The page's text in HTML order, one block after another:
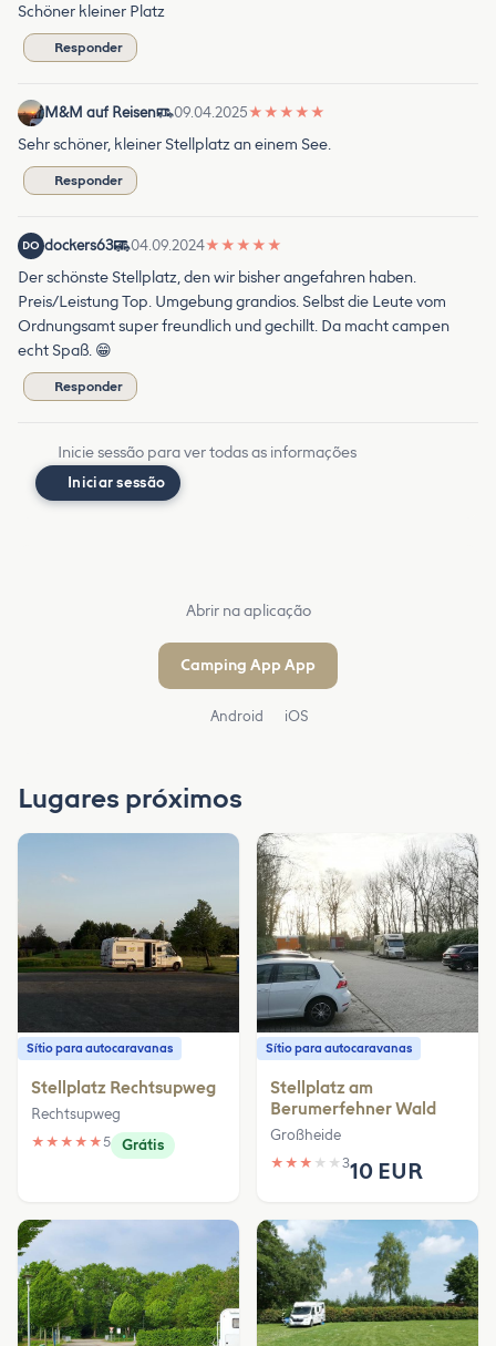
Schöner kleiner Platz
Responder
M&M auf Reisen 09.04.2025★ ★ ★ ★ ★
Sehr schöner, kleiner Stellplatz an einem See.
Responder
DO dockers63 04.09.2024★ ★ ★ ★ ★
Der schönste Stellplatz, den wir bisher angefahren haben.
Preis/Leistung Top. Umgebung grandios. Selbst die Leute vom
Ordnungsamt super freundlich und gechillt. Da macht campen
echt Spaß. 😁
Responder
Inicie sessão para ver todas as informações
Iniciar sessão
Abrir na aplicação
Camping App App
Android iOS
Lugares próximos
Sítio para autocaravanas
Stellplatz Rechtsupweg
Rechtsupweg
★ ★ ★ ★ ★5 Grátis
Sítio para autocaravanas
Stellplatz am
Berumerfehner Wald
Großheide
★ ★ ★ ★ ★ 310 EUR